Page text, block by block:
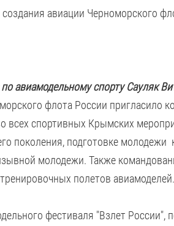
авиации Черноморского
авиамодельному спорту Сауляк
флота России пригласило
всех спортивных Крымских
поколения, подготовке
молодежи. Также
полетов
фестиваля "Взлет